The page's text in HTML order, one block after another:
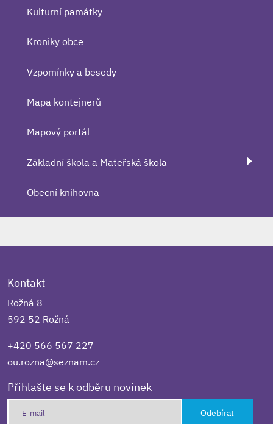
Kulturní památky
Kroniky obce
Vzpomínky a besedy
Mapa kontejnerů
Mapový portál
Základní škola a Mateřská škola
Obecní knihovna
Kontakt
Rožná 8
592 52 Rožná
+420 566 567 227
ou.rozna@seznam.cz
Přihlašte se k odběru novinek
Odebírat